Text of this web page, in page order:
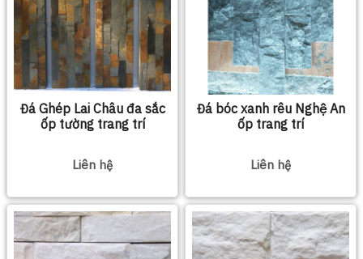
Đá Ghép Lai Châu đa sắc
ốp tường trang trí
Liên hệ
Đá bóc xanh rêu Nghệ An
ốp trang trí
Liên hệ